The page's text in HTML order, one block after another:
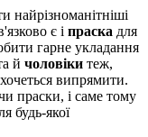
найрізноманітніші
є і праска для
гарне укладання
й чоловіки теж,
випрямити.
праски, і саме тому
будь-якої